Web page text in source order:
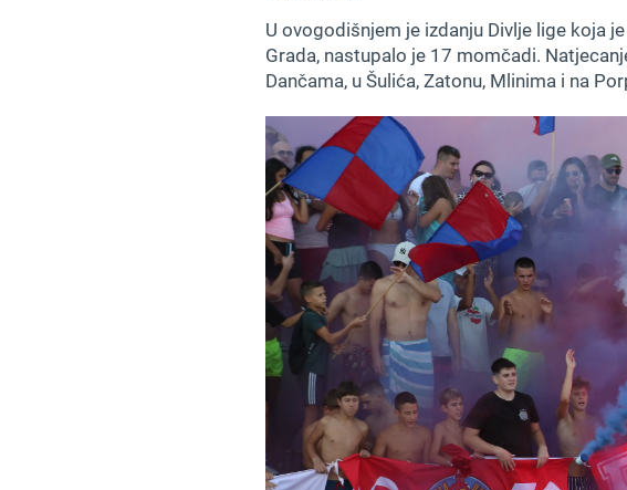
U ovogodišnjem je izdanju Divlje lige koja
Grada, nastupalo je 17 momčadi.
Dančama, u Šulića, Zatonu, Mlinima i na